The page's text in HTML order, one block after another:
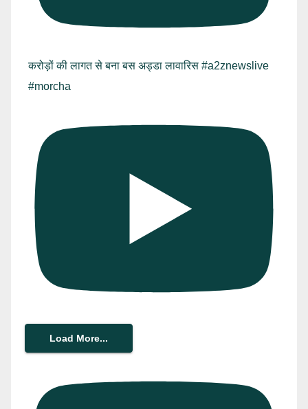
करोड़ों की लागत से बना बस अड्डा लावारिस #a2znewslive
#morcha
Load More...